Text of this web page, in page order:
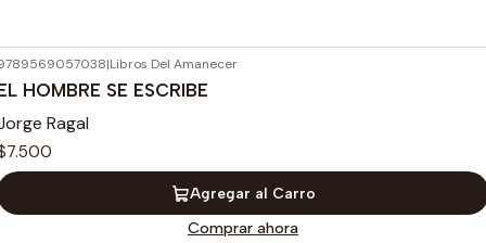
|Libros Del Amanecer
HOMBRE SE ESCRIBE
Ragal
Agregar al Carro
Comprar ahora